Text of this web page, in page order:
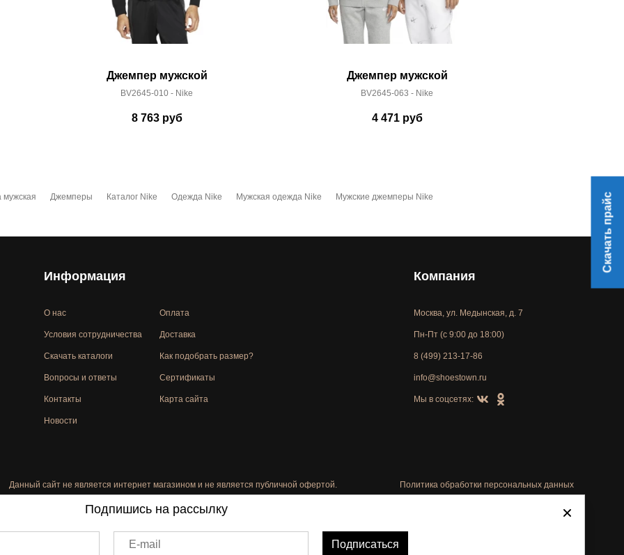
Джемпер мужской
BV2645-010 - Nike
8 763руб
Джемпер мужской
BV2645-063 - Nike
4 471руб
Джемперы Каталог Nike Одежда Nike Мужская одежда Nike Мужские джемперы Nike
Информация
О нас
Условия сотрудничества
Скачать каталоги
Вопросы и ответы
Контакты
Новости
Оплата
Доставка
Как подобрать размер?
Сертификаты
Карта сайта
Компания
Москва, ул. Медынская, д. 7
Пн-Пт (с 9:00 до 18:00)
8 (499) 213-17-86
info@shoestown.ru
Мы в соцсетях:
Данный сайт не является интернет магазином и не является публичной офертой. Политика обработки персональных данных
Автоматизировано -
Скачать прайс
Подпишись на рассылку
E-mail Подписаться